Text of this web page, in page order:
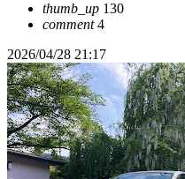
thumb_up 130
comment4
2026/04/28 21:17